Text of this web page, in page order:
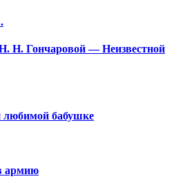
Н. Гончаровой — Неизвестной
бабушке
армию